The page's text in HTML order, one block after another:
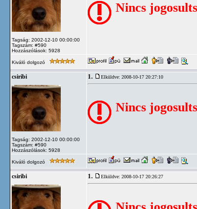
Tagság: 2002-12-10 00:00:00
Tagszám: #590
Hozzászólások: 5928
Nincs
Kiváló dolgozó
csiribi
Tagság: 2002-12-10 00:00:00
Tagszám: #590
Hozzászólások: 5928
1. Elküldve: 2008-10-17 20:27:10
Nincs
Kiváló dolgozó
csiribi 1. Elküldve: 2008-10-17 20:26:27